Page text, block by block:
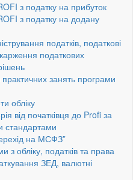
з податку на прибуток
з податку на додану
податків, податкові
податкових
практичних занять програми
обліку
від початківця до Profi за
стандартами
на МСФЗ”
з обліку, податків та права
ЗЕД, валютні